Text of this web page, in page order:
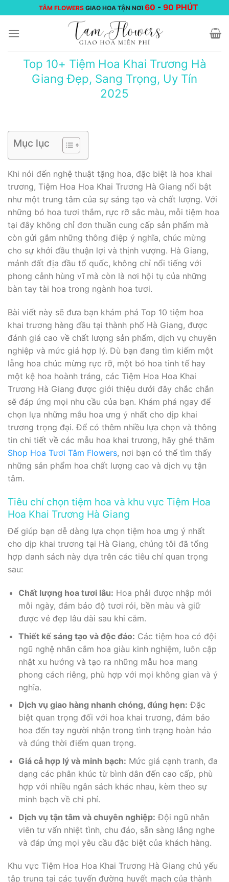
đến
nội
TÂM FLOWERS GIAO HOA TẬN NƠI 60 -90 PHÚT
Top 10+ Tiệm Hoa Khai Trương Hà
Giang Đẹp, Sang Trọng, Uy Tín
2025
Mục lục
Khi nói đến nghệ thuật tặng hoa, đặc biệt là hoa khai
trương, Tiệm Hoa Hoa Khai Trương Hà Giang nổi bật
như một trung tâm của sự sáng tạo và chất lượng. Với
những bó hoa tươi thắm, rực rỡ sắc màu, mỗi tiệm hoa
tại đây không chỉ đơn thuần cung cấp sản phẩm mà
còn gửi gắm những thông điệp ý nghĩa, chúc mừng
cho sự khởi đầu thuận lợi và thịnh vượng. Hà Giang,
mảnh đất địa đầu tổ quốc, không chỉ nổi tiếng với
phong cảnh hùng vĩ mà còn là nơi hội tụ của những
bàn tay tài hoa trong ngành hoa tươi.
Bài viết này sẽ đưa bạn khám phá Top 10 tiệm hoa
khai trương hàng đầu tại thành phố Hà Giang, được
đánh giá cao về chất lượng sản phẩm, dịch vụ chuyên
nghiệp và mức giá hợp lý. Dù bạn đang tìm kiếm một
lẵng hoa chúc mừng rực rỡ, một bó hoa tinh tế hay
một kệ hoa hoành tráng, các Tiệm Hoa Hoa Khai
Trương Hà Giang được giới thiệu dưới đây chắc chắn
sẽ đáp ứng mọi nhu cầu của bạn. Khám phá ngay để
chọn lựa những mẫu hoa ưng ý nhất cho dịp khai
trương trọng đại. Để có thêm nhiều lựa chọn và thông
tin chi tiết về các mẫu hoa khai trương, hãy ghé thăm
Shop Hoa Tươi Tâm Flowers, nơi bạn có thể tìm thấy
những sản phẩm hoa chất lượng cao và dịch vụ tận
tâm.
Tiêu chí chọn tiệm hoa và khu vực Tiệm Hoa
Hoa Khai Trương Hà Giang
Để giúp bạn dễ dàng lựa chọn tiệm hoa ưng ý nhất
cho dịp khai trương tại Hà Giang, chúng tôi đã tổng
hợp danh sách này dựa trên các tiêu chí quan trọng
sau:
Chất lượng hoa tươi lâu: Hoa phải được nhập mới
mỗi ngày, đảm bảo độ tươi rói, bền màu và giữ
được vẻ đẹp lâu dài sau khi cắm.
Thiết kế sáng tạo và độc đáo: Các tiệm hoa có đội
ngũ nghệ nhân cắm hoa giàu kinh nghiệm, luôn cập
nhật xu hướng và tạo ra những mẫu hoa mang
phong cách riêng, phù hợp với mọi không gian và ý
nghĩa.
Dịch vụ giao hàng nhanh chóng, đúng hẹn: Đặc
biệt quan trọng đối với hoa khai trương, đảm bảo
hoa đến tay người nhận trong tình trạng hoàn hảo
và đúng thời điểm quan trọng.
Giá cả hợp lý và minh bạch: Mức giá cạnh tranh, đa
dạng các phân khúc từ bình dân đến cao cấp, phù
hợp với nhiều ngân sách khác nhau, kèm theo sự
minh bạch về chi phí.
Dịch vụ tận tâm và chuyên nghiệp: Đội ngũ nhân
viên tư vấn nhiệt tình, chu đáo, sẵn sàng lắng nghe
và đáp ứng mọi yêu cầu đặc biệt của khách hàng.
Khu vực Tiệm Hoa Hoa Khai Trương Hà Giang chủ yếu
tập trung tại các tuyến đường huyết mạch của thành